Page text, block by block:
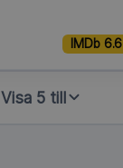
IMDb 6.6
Visa 5 till